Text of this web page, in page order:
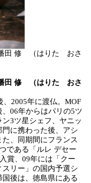
田 修 （はりた おさ
播田 修 （はりた おさ
、2005年に渡仏。MOF
06年からはパリの5ツ
3ツ星シェフ、ヤニッ
に携わった後、アシ
、同期間にフランス
である「ルレ デセー
賞、09年には「クー
リー」の国内予選シ
後は、徳島県にある